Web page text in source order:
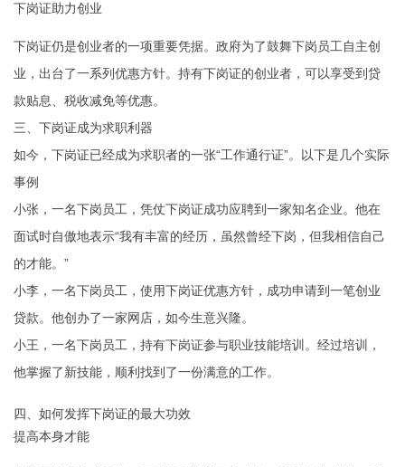
下岗证助力创业
下岗证仍是创业者的一项重要凭据。政府为了鼓舞下岗员工自主创
业，出台了一系列优惠方针。持有下岗证的创业者，可以享受到贷
款贴息、税收减免等优惠。
三、下岗证成为求职利器
如今，下岗证已经成为求职者的一张“工作通行证”。以下是几个实际
事例
小张，一名下岗员工，凭仗下岗证成功应聘到一家知名企业。他在
面试时自傲地表示“我有丰富的经历，虽然曾经下岗，但我相信自己
的才能。”
小李，一名下岗员工，使用下岗证优惠方针，成功申请到一笔创业
贷款。他创办了一家网店，如今生意兴隆。
小王，一名下岗员工，持有下岗证参与职业技能培训。经过培训，
他掌握了新技能，顺利找到了一份满意的工作。
四、如何发挥下岗证的最大功效
提高本身才能